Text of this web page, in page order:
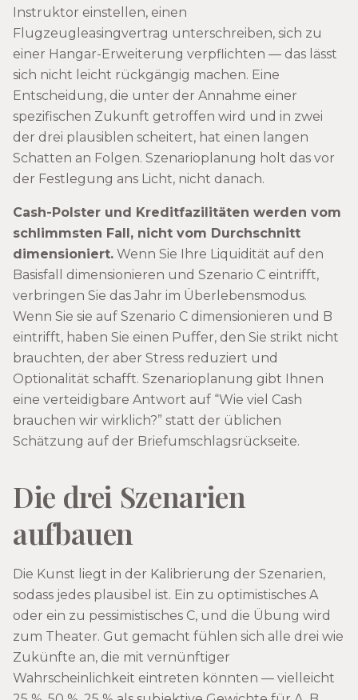
Instruktor einstellen, einen
Flugzeugleasingvertrag unterschreiben, sich zu
einer Hangar-Erweiterung verpflichten — das lässt
sich nicht leicht rückgängig machen. Eine
Entscheidung, die unter der Annahme einer
spezifischen Zukunft getroffen wird und in zwei
der drei plausiblen scheitert, hat einen langen
Schatten an Folgen. Szenarioplanung holt das vor
der Festlegung ans Licht, nicht danach.
Cash-Polster und Kreditfazilitäten werden vom
schlimmsten Fall, nicht vom Durchschnitt
dimensioniert. Wenn Sie Ihre Liquidität auf den
Basisfall dimensionieren und Szenario C eintrifft,
verbringen Sie das Jahr im Überlebensmodus.
Wenn Sie sie auf Szenario C dimensionieren und B
eintrifft, haben Sie einen Puffer, den Sie strikt nicht
brauchten, der aber Stress reduziert und
Optionalität schafft. Szenarioplanung gibt Ihnen
eine verteidigbare Antwort auf “Wie viel Cash
brauchen wir wirklich?” statt der üblichen
Schätzung auf der Briefumschlagsrückseite.
Die drei Szenarien
aufbauen
Die Kunst liegt in der Kalibrierung der Szenarien,
sodass jedes plausibel ist. Ein zu optimistisches A
oder ein zu pessimistisches C, und die Übung wird
zum Theater. Gut gemacht fühlen sich alle drei wie
Zukünfte an, die mit vernünftiger
Wahrscheinlichkeit eintreten könnten — vielleicht